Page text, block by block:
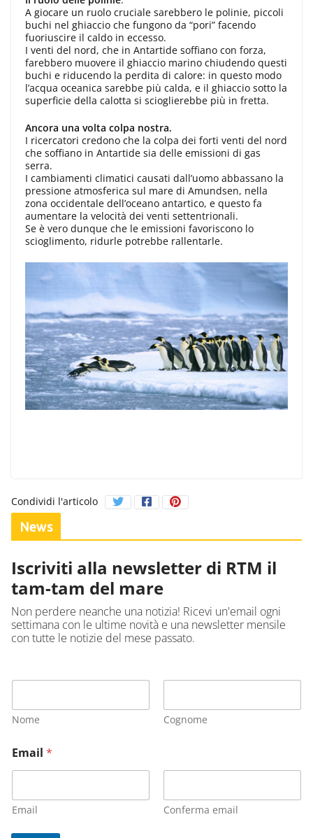
A giocare un ruolo cruciale sarebbero le polinie, piccoli
buchi nel ghiaccio che fungono da “pori” facendo
fuoriuscire il caldo in eccesso.
I venti del nord, che in Antartide soffiano con forza,
farebbero muovere il ghiaccio marino chiudendo questi
buchi e riducendo la perdita di calore: in questo modo
l’acqua oceanica sarebbe più calda, e il ghiaccio sotto la
superficie della calotta si scioglierebbe più in fretta.
Ancora una volta colpa nostra.
I ricercatori credono che la colpa dei forti venti del nord
che soffiano in Antartide sia delle emissioni di gas
serra.
I cambiamenti climatici causati dall’uomo abbassano la
pressione atmosferica sul mare di Amundsen, nella
zona occidentale dell’oceano antartico, e questo fa
aumentare la velocità dei venti settentrionali.
Se è vero dunque che le emissioni favoriscono lo
scioglimento, ridurle potrebbe rallentarle.
Condividi l'articolo
News
Iscriviti alla newsletter di RTM il
tam-tam del mare
Non perdere neanche una notizia! Ricevi un'email ogni
settimana con le ultime novità e una newsletter mensile
con tutte le notizie del mese passato.
Nome Cognome
Email *
Email Conferma email